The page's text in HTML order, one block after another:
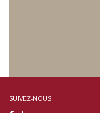
SUIVEZ-NOUS